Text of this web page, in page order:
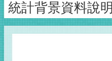
統計背景資料說明